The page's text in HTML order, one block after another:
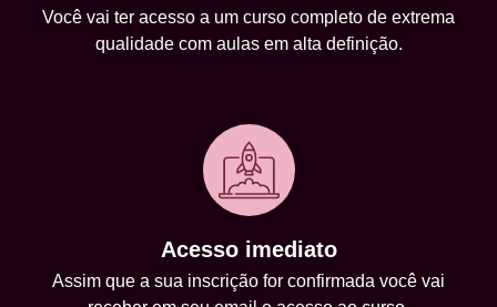
Você vai ter acesso a um curso completo de extrema
qualidade com aulas em alta definição.
Acesso imediato
Assim que a sua inscrição for confirmada você vai